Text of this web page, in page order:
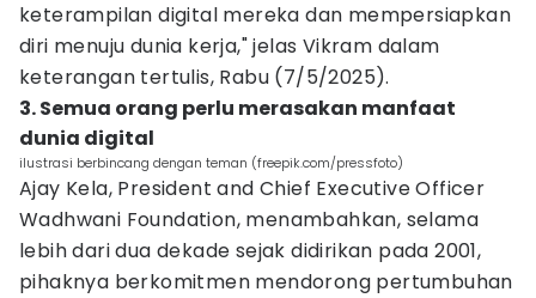
keterampilan digital mereka dan mempersiapkan
diri menuju dunia kerja," jelas Vikram dalam
keterangan tertulis, Rabu (7/5/2025).
3. Semua orang perlu merasakan manfaat
dunia digital
ilustrasi berbincang dengan teman (freepik.com/pressfoto)
Ajay Kela, President and Chief Executive Officer
Wadhwani Foundation, menambahkan, selama
lebih dari dua dekade sejak didirikan pada 2001,
pihaknya berkomitmen mendorong pertumbuhan